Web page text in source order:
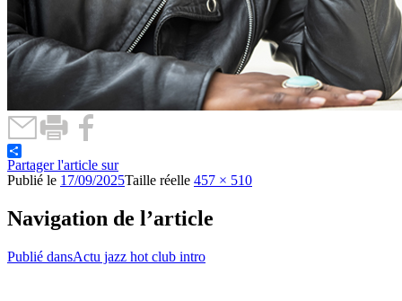
Partager l'article sur
Publié le 17/09/2025Taille réelle 457 × 510
Navigation de l’article
Publié dansActu jazz hot club intro